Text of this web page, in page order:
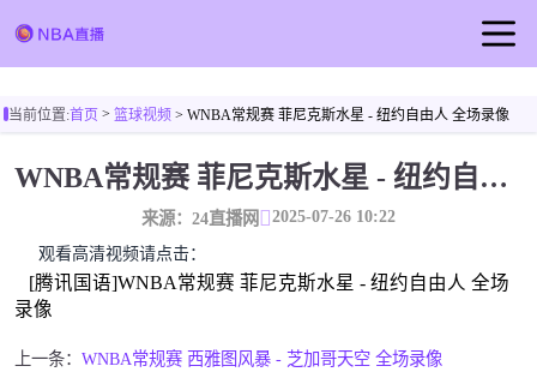
足球直播
篮球视频
当前位置:首页> 篮球视频 > WNBA常规赛 菲尼克斯水星 - 纽约自由人 全场录像
WNBA常规赛 菲尼克斯水星 - 纽约自由人 全场录像
来源：24直播网 2025-07-26 10:22
观看高清视频请点击：
[腾讯国语]WNBA常规赛 菲尼克斯水星 - 纽约自由人 全场
录像
上一条： WNBA常规赛 西雅图风暴 - 芝加哥天空 全场录像